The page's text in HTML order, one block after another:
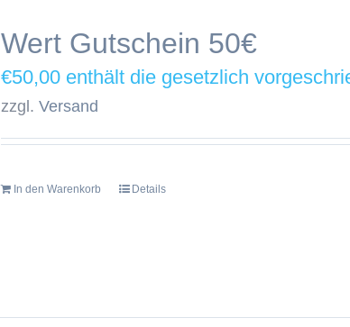
Wert Gutschein 50€
€50,00
zzgl.Versand
In den Warenkorb Details